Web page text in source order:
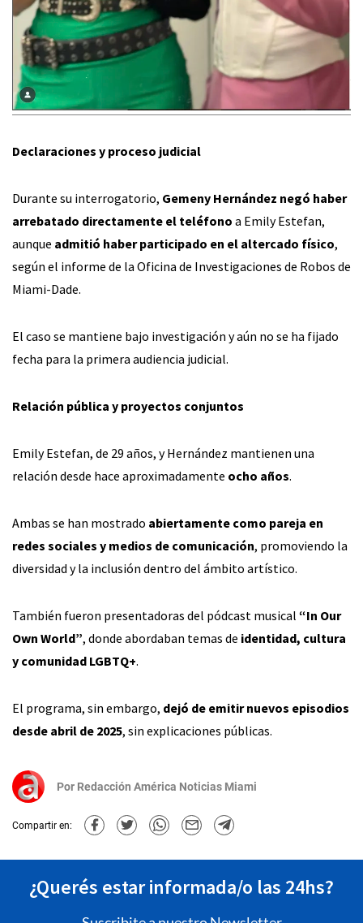
Declaraciones y proceso judicial
Durante su interrogatorio, Gemeny Hernández negó haber
arrebatado directamente el teléfono a Emily Estefan,
aunque admitió haber participado en el altercado físico,
según el informe de la Oficina de Investigaciones de Robos de
Miami-Dade.
El caso se mantiene bajo investigación y aún no se ha fijado
fecha para la primera audiencia judicial.
Relación pública y proyectos conjuntos
Emily Estefan, de 29 años, y Hernández mantienen una
relación desde hace aproximadamente ocho años.
Ambas se han mostrado abiertamente como pareja en
redes sociales y medios de comunicación, promoviendo la
diversidad y la inclusión dentro del ámbito artístico.
También fueron presentadoras del pódcast musical “In Our
Own World”, donde abordaban temas de identidad, cultura
y comunidad LGBTQ+.
El programa, sin embargo, dejó de emitir nuevos episodios
desde abril de 2025, sin explicaciones públicas.
Por Redacción América Noticias Miami
Compartir en:
¿Querés estar informada/o las 24hs?